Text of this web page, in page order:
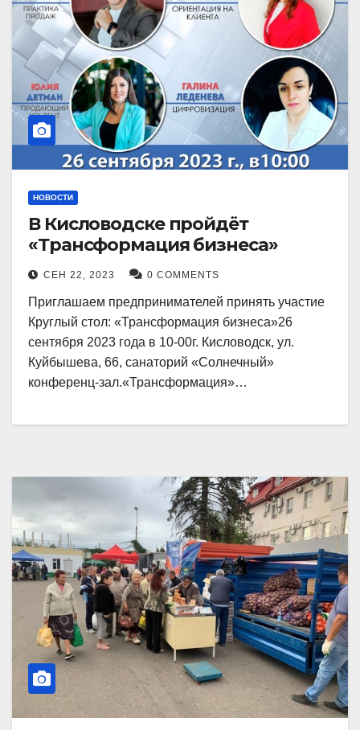
НОВОСТИ
В Кисловодске пройдёт
«Трансформация бизнеса»
СЕН 22, 2023 0 COMMENTS
Приглашаем предпринимателей принять участие
Круглый стол: «Трансформация бизнеса»26
сентября 2023 года в 10-00г. Кисловодск, ул.
Куйбышева, 66, санаторий «Солнечный»
конференц-зал.«Трансформация»…